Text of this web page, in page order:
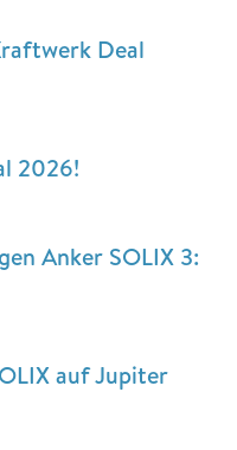
Deal
2026!
Anker SOLIX 3:
auf Jupiter